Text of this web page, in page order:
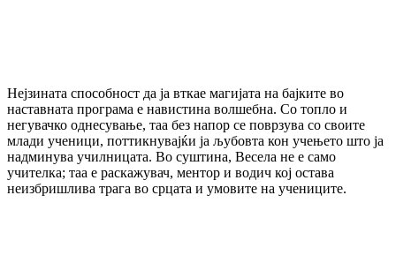
Нејзината способност да ја вткае магијата на бајките во
наставната програма е навистина волшебна. Со топло и
негувачко однесување, таа без напор се поврзува со своите
млади ученици, поттикнувајќи ја љубовта кон учењето што ја
надминува училницата. Во суштина, Весела не е само
учителка; таа е раскажувач, ментор и водич кој остава
неизбришлива трага во срцата и умовите на учениците.